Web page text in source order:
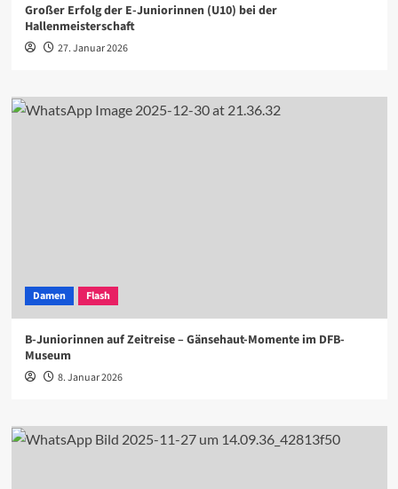
Großer Erfolg der E-Juniorinnen (U10) bei der
Hallenmeisterschaft
27. Januar 2026
Damen Flash
B-Juniorinnen auf Zeitreise – Gänsehaut-Momente im DFB-
Museum
8. Januar 2026